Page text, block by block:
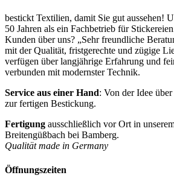
bestickt Textilien, damit Sie gut aussehen!
50 Jahren als ein Fachbetrieb für
Kunden über uns? „Sehr freundliche
mit der Qualität, fristgerechte und zügige
verfügen über langjährige Erfahrung und
verbunden mit modernster Technik.
Service aus einer Hand: Von der Idee
zur fertigen Bestickung.
Fertigung ausschließlich vor Ort in
Breitengüßbach bei Bamberg.
Qualität made in Germany
Öffnungszeiten